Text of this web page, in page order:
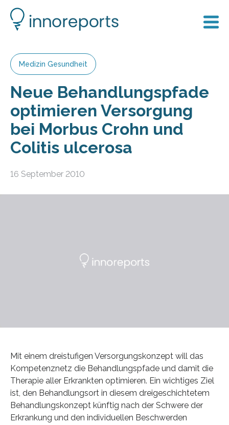
Medizin Gesundheit
Neue Behandlungspfade
optimieren Versorgung
bei Morbus Crohn und
Colitis ulcerosa
16 September 2010
Mit einem dreistufigen Versorgungskonzept will das
Kompetenznetz die Behandlungspfade und damit die
Therapie aller Erkrankten optimieren. Ein wichtiges Ziel
ist, den Behandlungsort in diesem dreigeschichtetem
Behandlungskonzept künftig nach der Schwere der
Erkrankung und den individuellen Beschwerden